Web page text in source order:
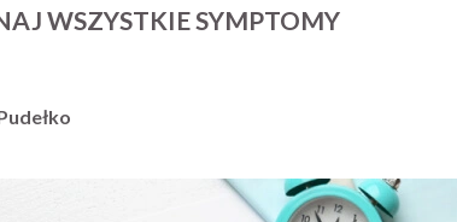
WSZYSTKIE SYMPTOMY